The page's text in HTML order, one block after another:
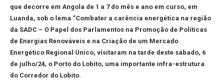
que decorre em Angola de 1 a 7 do mês e ano em curso, em
Luanda, sob o lema “Combater a carência energética na região
da SADC – O Papel dos Parlamentos na Promoção de Políticas
de Energias Renováveis e na Criação de um Mercado
Energético Regional Único, visitaram na tarde deste sábado, 6
de julho/24, o Porto do Lobito, uma importante infra-estrutura
do Corredor do Lobito.